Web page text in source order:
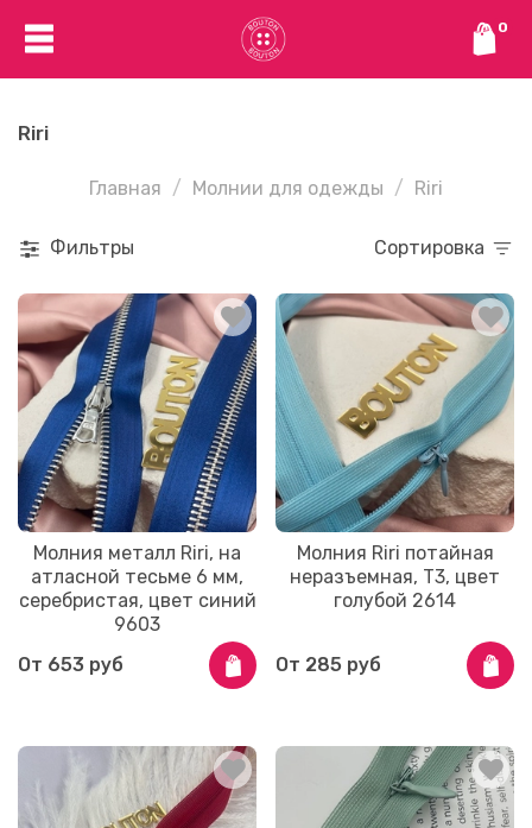
0
Riri
Главная Молнии для одежды Riri
Фильтры Сортировка
Молния металл Riri, на
атласной тесьме 6 мм,
серебристая, цвет синий
9603
От 653 руб
Молния Riri потайная
неразъемная, Т3, цвет
голубой 2614
От 285 руб